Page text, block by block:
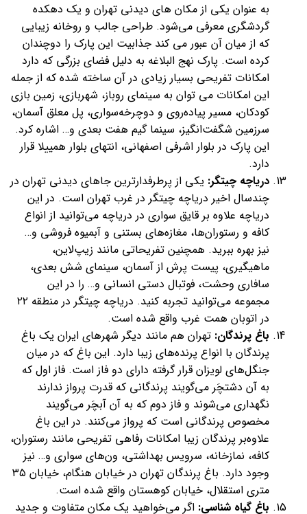
به عنوان یکی از مکان های دیدنی تهران و یک دهکده
گردشگری معرفی می‌شود. طراحی جالب و روخانه زیبایی
که از میان آن عبور می کند جذابیت این پارک را دوچندان
کرده است. پارک نهج البلاغه به دلیل فضای بزرگی که دارد
امکانات تفریحی بسیار زیادی در آن ساخته شده که از جمله
این امکانات می توان به سینمای روباز، شهربازی، زمین بازی
کودکان، مسیر پیاده‌روی و دوچرخه‌سواری، پل معلق آسمان،
سرزمین شگفت‌انگیز، سینما گیم هفت بعدی و… اشاره کرد.
این پارک در بلوار اشرفی اصفهانی، انتهای بلوار همییلا قرار
دارد.
دریاچه چیتگر: یکی از پرطرفدارترین جاهای دیدنی تهران در
چندسال اخیر دریاچه چیتگر در غرب تهران است. در این
دریاچه علاوه بر قایق سواری در دریاچه می‌توانید از انواع
کافه و رستوران‌ها، مغازه‌های بستنی و آبمیوه فروشی و…
نیز بهره ببرید. همچنین تفریحاتی مانند زیپ‌لاین،
ماهیگیری، پیست پرش از آسمان، سینمای شش بعدی،
سافاری وحشت، فوتبال دستی انسانی و… را در این
مجموعه می‌توانید تجربه کنید. دریاچه چیتگر در منطقه ۲۲
در اتوبان همت غرب واقع شده است.
باغ پرندگان: تهران هم مانند دیگر شهرهای ایران یک باغ
پرندگان با انواع پرنده‌های زیبا دارد. این باغ که در میان
جنگل‌های لویزان قرار گرفته دارای دو فاز است. فاز اول که
به آن دشتچَر می‌گویند پرندگانی که قدرت پرواز ندارند
نگهداری می‌شوند و فاز دوم که به آن آبچَر می‌گویند
مخصوص پرندگانی است که پرواز می‌کنند. در این باغ
علاوه‌بر پرندگان زیبا امکانات رفاهی تفریحی مانند رستوران،
کافه، نمازخانه، سرویس بهداشتی، ون‌های سواری و… نیز
وجود دارد. باغ پرندگان تهران در خیابان هنگام، خیابان ۳۵
متری استقلال، خیابان کوهستان واقع شده است.
باغ گیاه شناسی: اگر می‌خواهید یک مکان متفاوت و جدید